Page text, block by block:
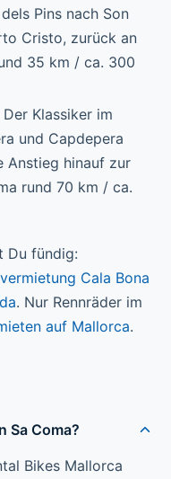
Pins nach Son
Cristo, zurück an
35 km / ca. 300
Der Klassiker im
und Capdepera
Anstieg hinauf zur
rund 70 km / ca.
Du fündig:
Cala Bona
. Nur Rennräder im
auf Mallorca.
Sa Coma?
Bikes Mallorca